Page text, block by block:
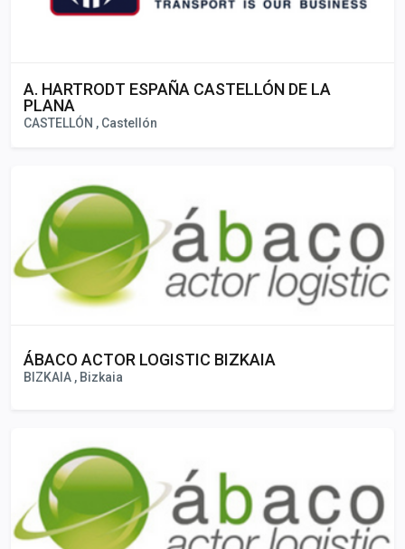
A. HARTRODT ESPAÑA CASTELLÓN DE LA
PLANA
CASTELLÓN , Castellón
ÁBACO ACTOR LOGISTIC BIZKAIA
BIZKAIA , Bizkaia